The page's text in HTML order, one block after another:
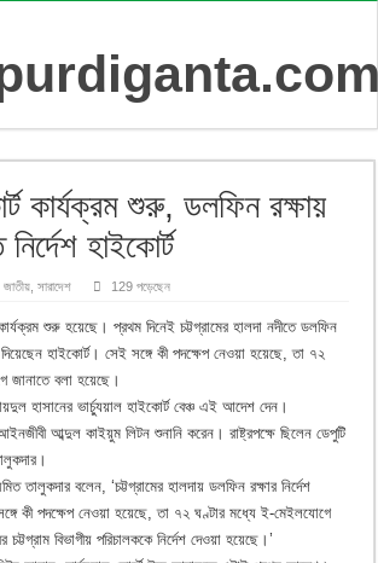
কার্যক্রম শুরু, ডলফিন রক্ষায়
হাইকোর্ট
জাতীয় ,সারাদেশ 129 পড়েছেন
শুরু হয়েছে। প্রথম দিনেই চট্টগ্রামের হালদা নদীতে ডলফিন
দিয়েছেন হাইকোর্ট। সেই সঙ্গে কী পদক্ষেপ নেওয়া হয়েছে, তা ৭২
জানাতে বলা হয়েছে।
হাসানের ভার্চ্যুয়াল হাইকোর্ট বেঞ্চ এই আদেশ দেন।
আব্দুল কাইয়ুম লিটন শুনানি করেন। রাষ্ট্রপক্ষে ছিলেন ডেপুটি
তালুকদার বলেন, ‘চট্টগ্রামের হালদায় ডলফিন রক্ষার নির্দেশ
কী পদক্ষেপ নেওয়া হয়েছে, তা ৭২ ঘণ্টার মধ্যে ই-মেইলযোগে
বিভাগীয় পরিচালককে নির্দেশ দেওয়া হয়েছে।’